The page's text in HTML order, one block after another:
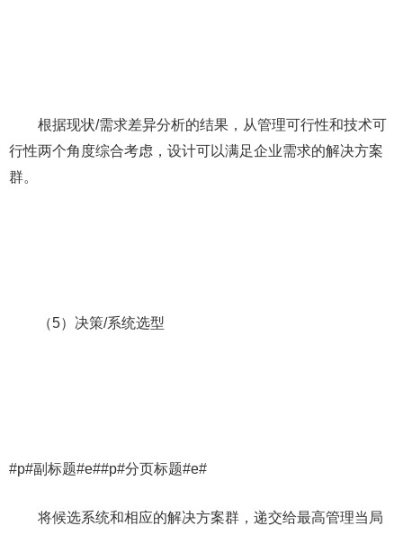
根据现状/需求差异分析的结果，从管理可行性和技术可
行性两个角度综合考虑，设计可以满足企业需求的解决方案
群。
（5）决策/系统选型
#p#副标题#e##p#分页标题#e#
将候选系统和相应的解决方案群，递交给最高管理当局